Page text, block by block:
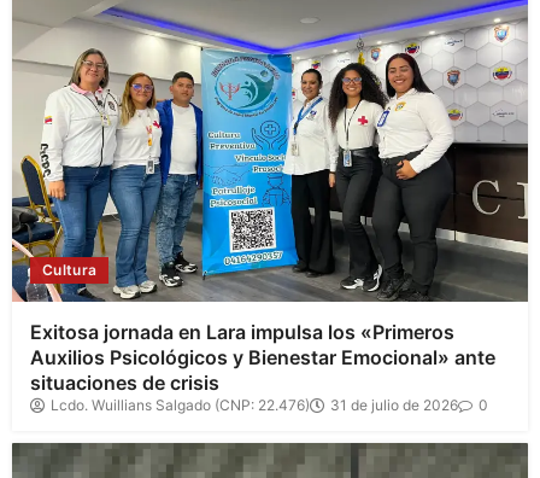
Cultura
Exitosa jornada en Lara impulsa los «Primeros
Auxilios Psicológicos y Bienestar Emocional» ante
situaciones de crisis
Lcdo. Wuillians Salgado (CNP: 22.476) 31 de julio de 2026 0